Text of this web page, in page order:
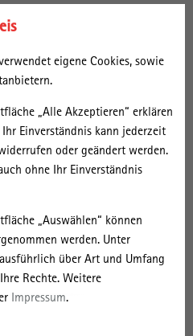
eigene Cookies, sowie
„Alle Akzeptieren“ erklären
Einverständnis kann jederzeit
oder geändert werden.
ohne Ihr Einverständnis
„Auswählen“ können
werden. Unter
über Art und Umfang
Rechte. Weitere
Impressum.
und Vergessens
der Grenzen nach dem
Einfluss darauf, wie
Dies führt zu einer
auf das Konzept eines
Noether-
Social-Spatial Memory of
Remembering and Forgetting“
Ereignisse, wie Kriege,
Vereinigungen, den aktuellen
haben.mehr info